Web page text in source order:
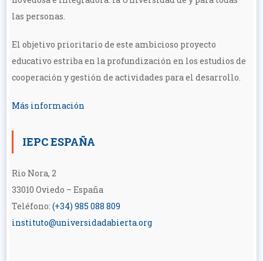
las personas.
El objetivo prioritario de este ambicioso proyecto
educativo estriba en la profundización en los estudios de
cooperación y gestión de actividades para el desarrollo.
Más información
IEPC ESPAÑA
Rio Nora, 2
33010 Oviedo – España
Teléfono:(+34) 985 088 809
instituto@universidadabierta.org